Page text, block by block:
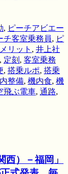
, ピーチアビエー
チ客室乗務員, ピ
メリット , 井上社
, 定刻 , 客室乗務
, 搭乗ルポ, 搭乗
整備, 機内食, 機
飛ぶ電車, 通路,
西）－福岡」